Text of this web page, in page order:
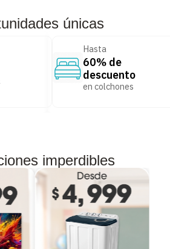
únicas
Hasta
60% de
descuento
en colchones
imperdibles